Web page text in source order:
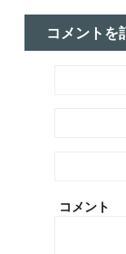
コメントを
コメント